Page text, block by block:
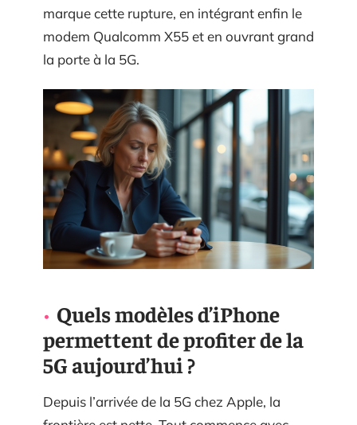
marque cette rupture, en intégrant enfin le
modem Qualcomm X55 et en ouvrant grand
la porte à la 5G.
Quels modèles d’iPhone
permettent de profiter de la
5G aujourd’hui ?
Depuis l’arrivée de la 5G chez Apple, la